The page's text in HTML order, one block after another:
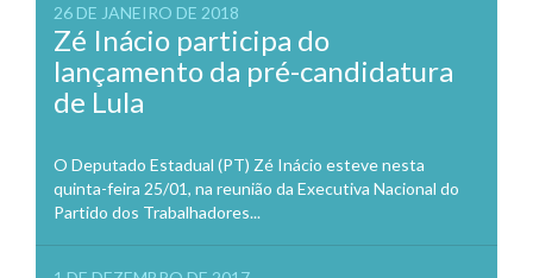
26 DE JANEIRO DE 2018
Zé Inácio participa do
lançamento da pré-candidatura
de Lula
O Deputado Estadual (PT) Zé Inácio esteve nesta
quinta-feira 25/01, na reunião da Executiva Nacional do
Partido dos Trabalhadores...